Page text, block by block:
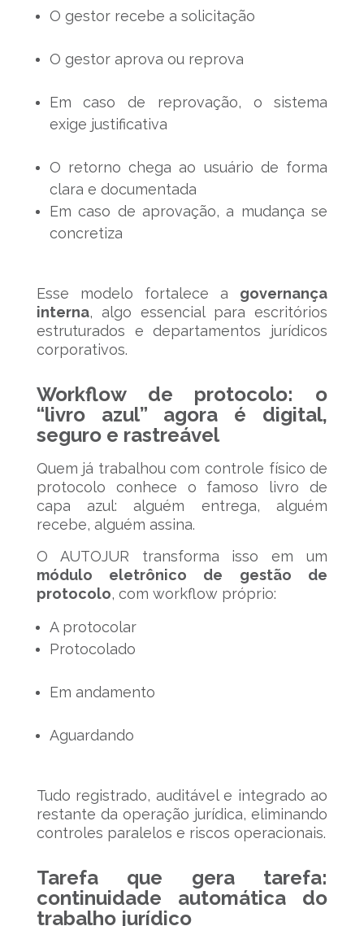
O gestor recebe a solicitação
O gestor aprova ou reprova
Em caso de reprovação, o sistema
exige justificativa
O retorno chega ao usuário de forma
clara e documentada
Em caso de aprovação, a mudança se
concretiza
Esse modelo fortalece a governança
interna, algo essencial para escritórios
estruturados e departamentos jurídicos
corporativos.
Workflow de protocolo: o
“livro azul” agora é digital,
seguro e rastreável
Quem já trabalhou com controle físico de
protocolo conhece o famoso livro de
capa azul: alguém entrega, alguém
recebe, alguém assina.
O AUTOJUR transforma isso em um
módulo eletrônico de gestão de
protocolo, com workflow próprio:
A protocolar
Protocolado
Em andamento
Aguardando
Tudo registrado, auditável e integrado ao
restante da operação jurídica, eliminando
controles paralelos e riscos operacionais.
Tarefa que gera tarefa:
continuidade automática do
trabalho jurídico